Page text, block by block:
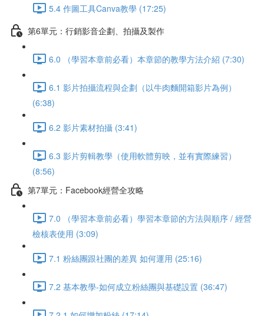
5.4 作圖工具Canva教學 (17:25)
第6單元：行銷影音企劃、拍攝及製作
6.0 （學習本章前必看）本章節的教學方法介紹 (7:30)
6.1 影片拍攝流程與企劃（以牛肉麵開箱影片為例）
(6:38)
6.2 影片素材拍攝 (3:41)
6.3 影片剪輯教學（使用軟體剪映，並有實際練習）
(8:56)
第7單元：Facebook經營全攻略
7.0 （學習本章前必看）學習本章節的方法與順序 / 經營
檢核表使用 (3:09)
7.1 粉絲團跟社團的差異 如何運用 (25:16)
7.2 基本教學-如何成立粉絲團與基礎設置 (36:47)